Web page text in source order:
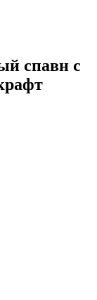
спавн с